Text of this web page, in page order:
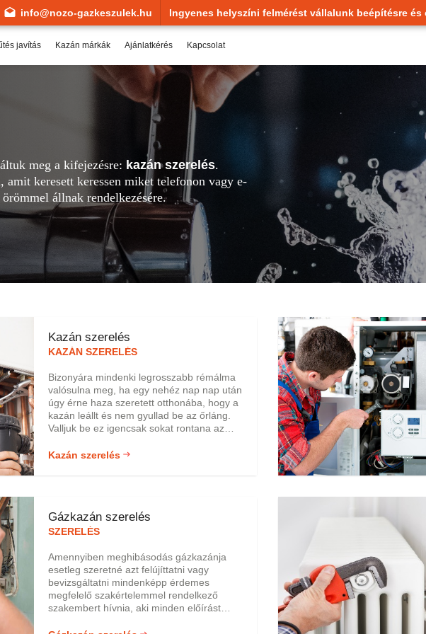
info@nozo-gazkeszulek.hu Ingyenes helyszíni felmérést vállalunk beépítésre és
javítás Kazán márkák Ajánlatkérés Kapcsolat
meg a kifejezésre: kazán szerelés.
amit keresett keressen miket telefonon vagy e-
állnak rendelkezésére.
Kazán szerelés
KAZÁN SZERELÉS
Bizonyára mindenki legrosszabb rémálma
valósulna meg, ha egy nehéz nap nap után
úgy érne haza szeretett otthonába, hogy a
kazán leállt és nem gyullad be az őrláng.
Valljuk be ez igencsak sokat rontana az
belegondolunk abba, hogy nem csak fűtés
rendelkeznek a kazán szerelés területén.
Kazán szerelés
Gázkazán szerelés
SZERELÉS
Amennyiben meghibásodás gázkazánja
esetleg szeretné azt felújíttatni vagy
bevizsgáltatni mindenképp érdemes
megfelelő szakértelemmel rendelkező
szakembert hívnia, aki minden előírást